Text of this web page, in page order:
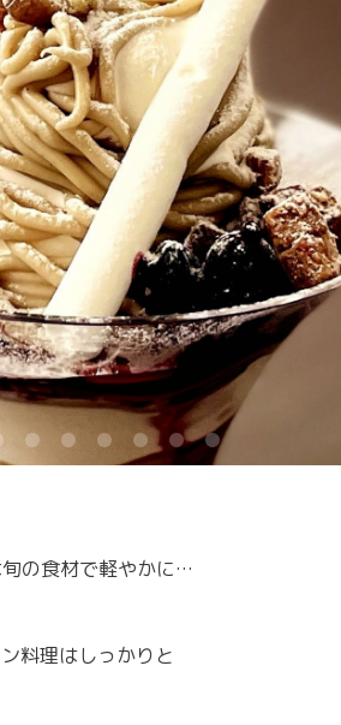
の食材で軽やかに…
料理はしっかりと